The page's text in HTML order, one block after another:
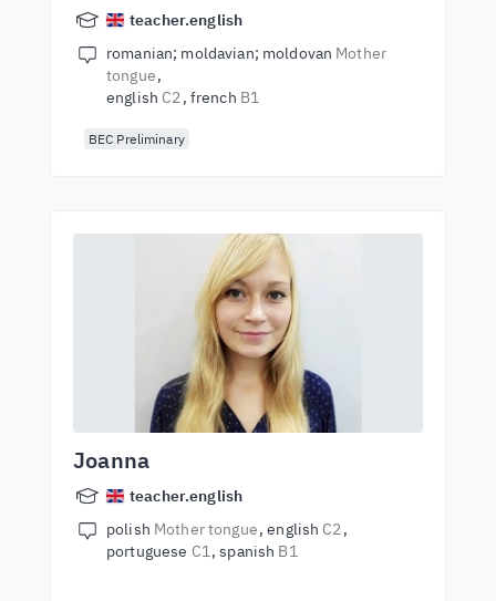
teacher.english
romanian; moldavian; moldovan Mother
tongue
english C2 french B1
BEC Preliminary
Joanna
teacher.english
polish Mother tongue english C2
portuguese C1 spanish B1